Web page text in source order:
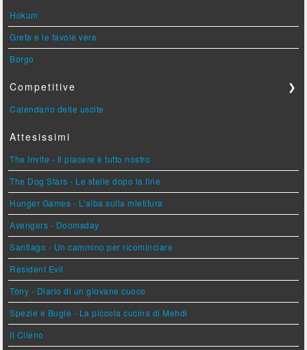
Hokum
Greta e le favole vere
Borgo
Competitive ❯
Calendario delle uscite
Attesissimi
The Invite - Il piacere è tutto nostro
The Dog Stars - Le stelle dopo la fine
Hunger Games - L'alba sulla mietitura
Avengers - Doomsday
Santiago - Un cammino per ricominciare
Resident Evil
Tony - Diario di un giovane cuoco
Spezie e Bugie - La piccola cucina di Mehdi
Il Cileno